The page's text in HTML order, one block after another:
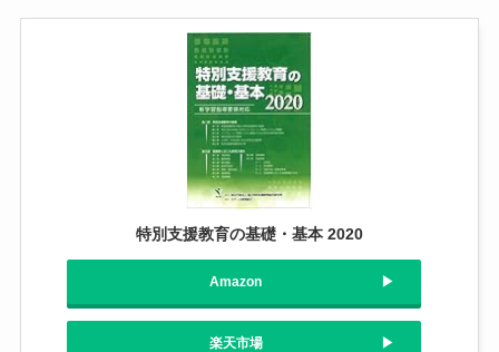
特別支援教育の基礎・基本 2020
Amazon
楽天市場